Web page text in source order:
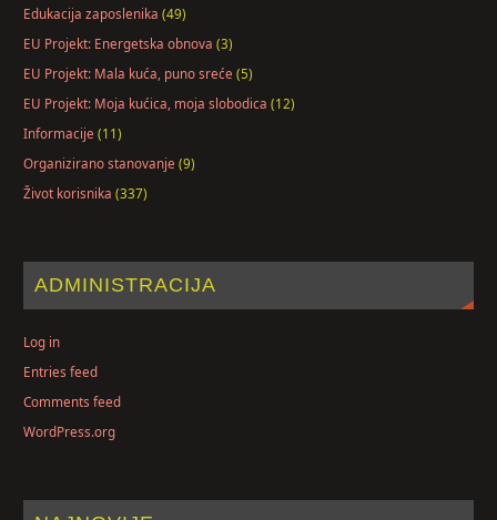
Edukacija zaposlenika (49)
EU Projekt: Energetska obnova (3)
EU Projekt: Mala kuća, puno sreće (5)
EU Projekt: Moja kućica, moja slobodica (12)
Informacije (11)
Organizirano stanovanje (9)
Život korisnika (337)
ADMINISTRACIJA
Log in
Entries feed
Comments feed
WordPress.org